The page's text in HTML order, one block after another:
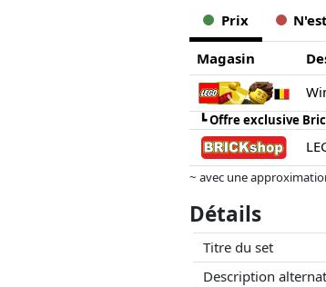
Prix
Magasin
┗Offre exclusive
~ avec une
aucune influence sur
Détails
Titre du set
Description